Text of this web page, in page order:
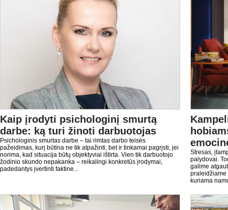
Kaip įrodyti psichologinį smurtą
darbe: ką turi žinoti darbuotojas
Psichologinis smurtas darbe – tai rimtas darbo teisės
pažeidimas, kurį būtina ne tik atpažinti, bet ir tinkamai pagrįsti, jei
norima, kad situacija būtų objektyviai ištirta. Vien tik darbuotojo
žodinio skundo nepakanka – reikalingi konkretūs įrodymai,
padedantys įvertinti faktine...
Stresas,
palydovai.
galime
praleidžiame
kuriama